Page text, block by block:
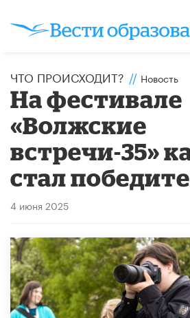
ЧТО ПРОИСХОДИТ? // Новость
На фестивале
«Волжские
встречи-35»
стал
4 июня 2025